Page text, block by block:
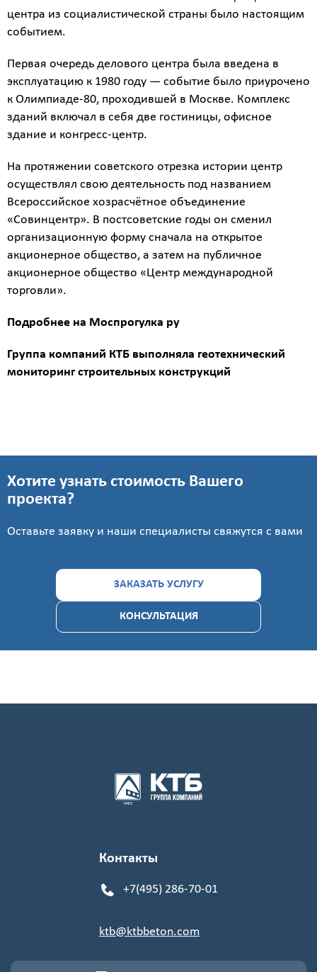
центра из социалистической страны было настоящим
событием.
Первая очередь делового центра была введена в
эксплуатацию к 1980 году — событие было приурочено
к Олимпиаде-80, проходившей в Москве. Комплекс
зданий включал в себя две гостиницы, офисное
здание и конгресс-центр.
На протяжении советского отрезка истории центр
осуществлял свою деятельность под названием
Всероссийское хозрасчётное объединение
«Совинцентр». В постсоветские годы он сменил
организационную форму сначала на открытое
акционерное общество, а затем на публичное
акционерное общество «Центр международной
торговли».
Подробнее на Моспрогулка ру
Группа компаний КТБ выполняла геотехнический
мониторинг строительных конструкций
Хотите узнать стоимость Вашего
проекта?
Оставьте заявку и наши специалисты свяжутся с вами
ЗАКАЗАТЬ УСЛУГУ
КОНСУЛЬТАЦИЯ
Контакты
+7(495) 286-70-01
ktb@ktbbeton.com
расчёта
стоимости
работ
работ
?
?
работ
0
р
учетом
детальный
расчёт
Введите
с